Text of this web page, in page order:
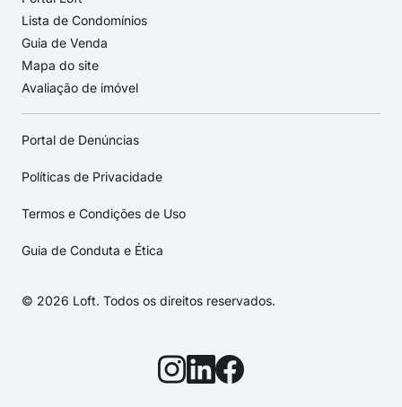
Lista de Condomínios
Guia de Venda
Mapa do site
Avaliação de imóvel
Portal de Denúncias
Políticas de Privacidade
Termos e Condições de Uso
Guia de Conduta e Ética
© 2026 Loft. Todos os direitos reservados.